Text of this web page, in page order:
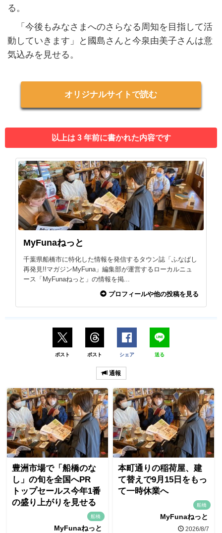
る。
「今後もみなさまへのさらなる周知を目指して活
動していきます」と國島さんと今泉由美子さんは意
気込みを見せる。
オリジナルサイトで読む
以上は 3 年前に書かれた内容です
MyFunaねっと
千葉県船橋市に特化した情報を発信するタウン誌「ふなばし
再発見!!マガジンMyFuna」編集部が運営するローカルニュ
ース「MyFunaねっと」の情報を掲...
プロフィールや他の投稿を見る
ポスト ポスト シェア 送る
通報
豊洲市場で「船橋のな
し」の旬を全国へPR
トップセールス今年1番
の盛り上がりを見せる
船橋
MyFunaねっと
本町通りの稲荷屋、建
て替えで9月15日をもっ
て一時休業へ
船橋
MyFunaねっと
2026/8/7